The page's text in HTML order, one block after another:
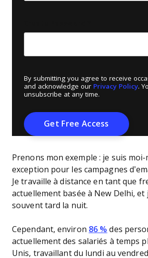
By submitting you agree to receive
and acknowledge our Privacy Policy.
unsubscribe at any time.
Prenons mon exemple : je suis moi-
exception pour les campagnes
Je travaille à distance en tant que
actuellement basée à New Delhi, et
souvent tard la nuit.
Cependant, environ 86 % des
actuellement des salariés à temps
Unis, travaillant du lundi au